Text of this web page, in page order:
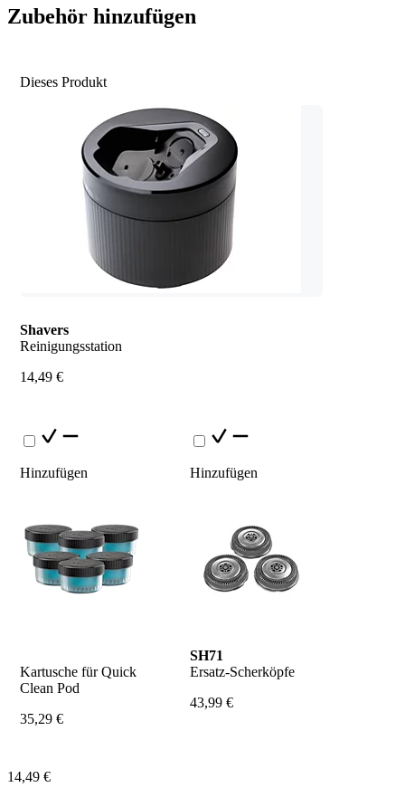
Zubehör hinzufügen
Dieses Produkt
Shavers
Reinigungsstation
14,49 €
Hinzufügen
Kartusche für Quick
Clean Pod
35,29 €
Hinzufügen
SH71
Ersatz-Scherköpfe
43,99 €
14,49 €